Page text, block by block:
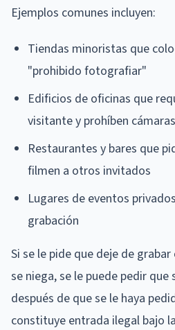
Ejemplos comunes incluyen:
Tiendas minoristas que
"prohibido fotografiar"
Edificios de oficinas que
visitante y prohíben
Restaurantes y bares que
filmen a otros invitados
Lugares de eventos
grabación
Si se le pide que deje de
se niega, se le puede pedir
después de que se le haya
constituye entrada ilegal bajo